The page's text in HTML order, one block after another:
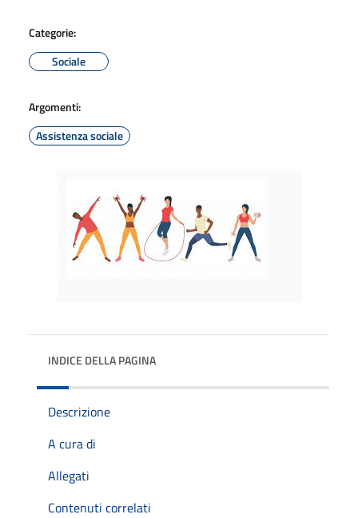
Categorie:
Sociale
Argomenti:
Assistenza sociale
INDICE DELLA PAGINA
Descrizione
A cura di
Allegati
Contenuti correlati